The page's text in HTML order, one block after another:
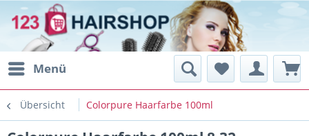
Menü
Übersicht Colorpure Haarfarbe 100ml